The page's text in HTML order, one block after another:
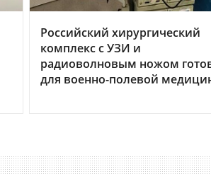
Российский хирургический
комплекс с УЗИ и
радиоволновым ножом
для военно-полевой